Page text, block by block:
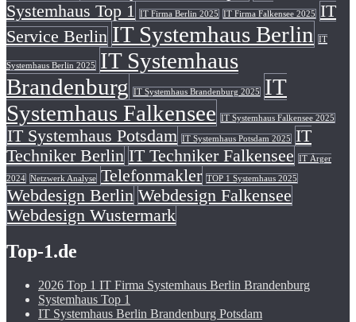
Systemhaus Top 1
IT Firma Berlin 2025 IT Firma Falkensee 2025
IT
Service Berlin IT Systemhaus Berlin IT
Systemhaus Berlin 2025
IT Systemhaus
Brandenburg
IT Systemhaus Brandenburg 2025
IT
Systemhaus Falkensee
IT Systemhaus Falkensee 2025
IT Systemhaus Potsdam IT Systemhaus Potsdam 2025
IT
Techniker Berlin IT Techniker Falkensee IT Ärger
2024 Netzwerk Analyse Telefonmakler TOP 1 Systemhaus 2025
Webdesign Berlin Webdesign Falkensee
Webdesign Wustermark
Top-1.de
2026 Top 1 IT Firma Systemhaus Berlin Brandenburg
Systemhaus Top 1
IT Systemhaus Berlin Brandenburg Potsdam